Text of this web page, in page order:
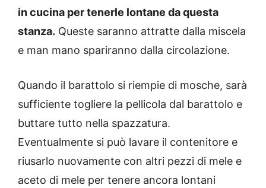
in cucina per tenerle lontane da questa
stanza. Queste saranno attratte dalla miscela
e man mano spariranno dalla circolazione.
Quando il barattolo si riempie di mosche, sarà
sufficiente togliere la pellicola dal barattolo e
buttare tutto nella spazzatura.
Eventualmente si può lavare il contenitore e
riusarlo nuovamente con altri pezzi di mele e
aceto di mele per tenere ancora lontani